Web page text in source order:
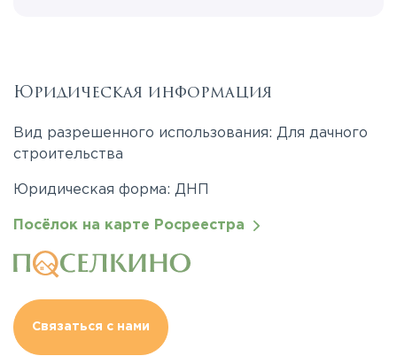
Юридическая информация
Вид разрешенного использования: Для дачного
строительства
Юридическая форма: ДНП
Посёлок на карте Росреестра
Связаться с нами